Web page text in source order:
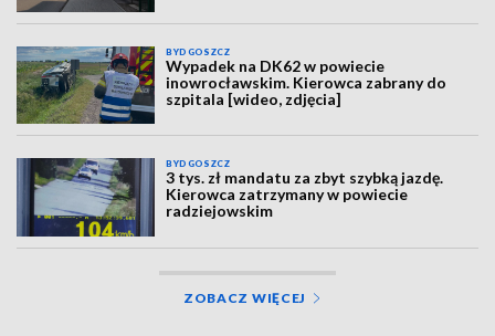
BYDGOSZCZ
Wypadek na DK62 w powiecie
inowrocławskim. Kierowca zabrany do
szpitala [wideo, zdjęcia]
BYDGOSZCZ
3 tys. zł mandatu za zbyt szybką jazdę.
Kierowca zatrzymany w powiecie
radziejowskim
ZOBACZ WIĘCEJ